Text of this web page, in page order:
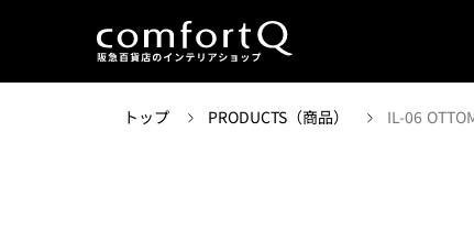
トップ PRODUCTS（商品） IL-06